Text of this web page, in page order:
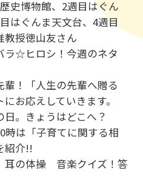
史博物館、2週目はぐん
はぐんま天文台、4週目
教授徳山友さん
ラ☆ヒロシ！今週のネタ
輩！「人生の先輩へ贈る
お応えしていきます。
。きょうはどこへ？
は「子育てに関する相
紹介!!
の体操 音楽クイズ！答